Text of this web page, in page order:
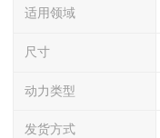
适用领域
尺寸
动力类型
发货方式